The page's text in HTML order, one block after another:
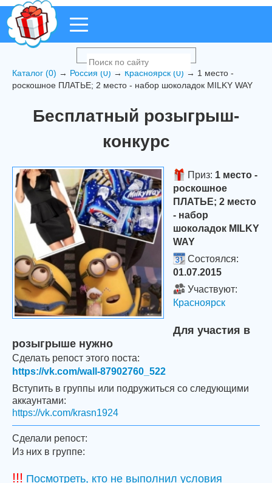
Каталог (0) → Россия (0) → Красноярск (0) → 1 место -
роскошное ПЛАТЬЕ; 2 место - набор шоколадок MILKY WAY
Бесплатный розыгрыш-
конкурс
Приз: 1 место -
роскошное
ПЛАТЬЕ; 2 место
- набор
шоколадок MILKY
WAY
Состоялся:
01.07.2015
Участвуют:
Красноярск
Для участия в
розыгрыше нужно
Сделать репост этого поста:
https://vk.com/wall-87902760_522
Вступить в группы или подружиться со следующими
аккаунтами:
https://vk.com/krasn1924
Сделали репост:
Из них в группе:
!!! Посмотреть, кто не выполнил условия